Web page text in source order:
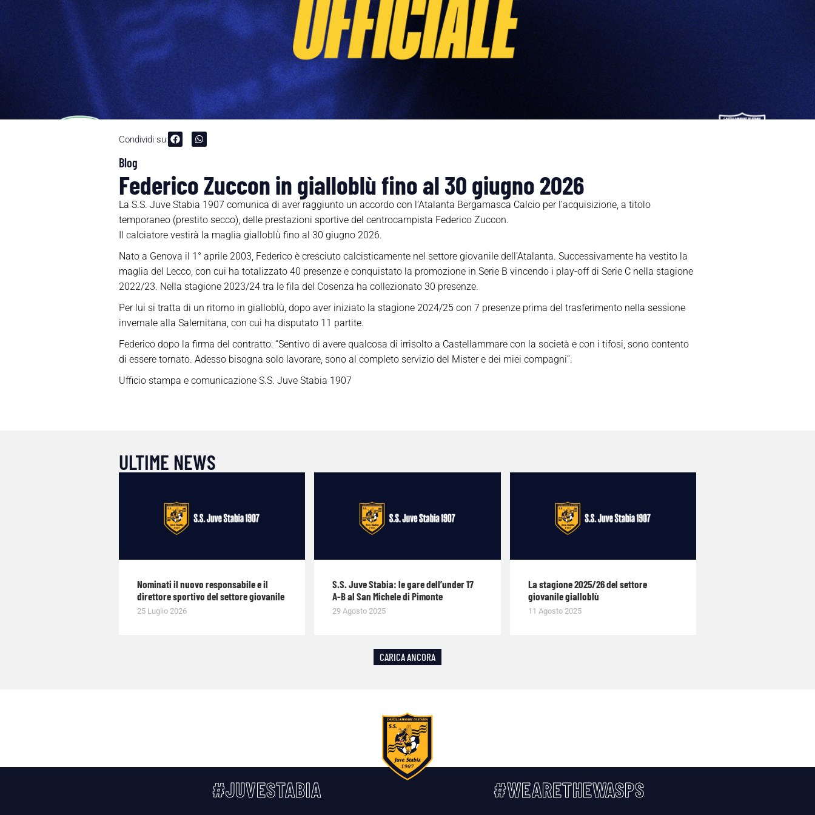
Condividi su:
Blog
Federico Zuccon in gialloblù fino al 30 giugno 2026
La S.S. Juve Stabia 1907 comunica di aver raggiunto un accordo con l’Atalanta Bergamasca Calcio per l’acquisizione, a titolo
temporaneo (prestito secco), delle prestazioni sportive del centrocampista Federico Zuccon.
Il calciatore vestirà la maglia gialloblù fino al 30 giugno 2026.
Nato a Genova il 1° aprile 2003, Federico è cresciuto calcisticamente nel settore giovanile dell’Atalanta. Successivamente ha vestito la
maglia del Lecco, con cui ha totalizzato 40 presenze e conquistato la promozione in Serie B vincendo i play-off di Serie C nella stagione
2022/23. Nella stagione 2023/24 tra le fila del Cosenza ha collezionato 30 presenze.
Per lui si tratta di un ritorno in gialloblù, dopo aver iniziato la stagione 2024/25 con 7 presenze prima del trasferimento nella sessione
invernale alla Salernitana, con cui ha disputato 11 partite.
Federico dopo la firma del contratto: “Sentivo di avere qualcosa di irrisolto a Castellammare con la società e con i tifosi, sono contento
di essere tornato. Adesso bisogna solo lavorare, sono al completo servizio del Mister e dei miei compagni”.
Ufficio stampa e comunicazione S.S. Juve Stabia 1907
ULTIME NEWS
Nominati il nuovo responsabile e il
direttore sportivo del settore giovanile
25 Luglio 2026
S.S. Juve Stabia: le gare dell’under 17
A-B al San Michele di Pimonte
29 Agosto 2025
La stagione 2025/26 del settore
giovanile gialloblù
11 Agosto 2025
CARICA ANCORA
#JUVESTABIA #WEARETHEWASPS